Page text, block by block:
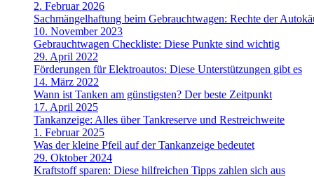
2. Februar 2026
Sachmängelhaftung beim Gebrauchtwagen: Rechte der
10. November 2023
Gebrauchtwagen Checkliste: Diese Punkte sind wichtig
29. April 2022
Förderungen für Elektroautos: Diese Unterstützungen gibt es
14. März 2022
Wann ist Tanken am günstigsten? Der beste Zeitpunkt
17. April 2025
Tankanzeige: Alles über Tankreserve und Restreichweite
1. Februar 2025
Was der kleine Pfeil auf der Tankanzeige bedeutet
29. Oktober 2024
Kraftstoff sparen: Diese hilfreichen Tipps zahlen sich aus